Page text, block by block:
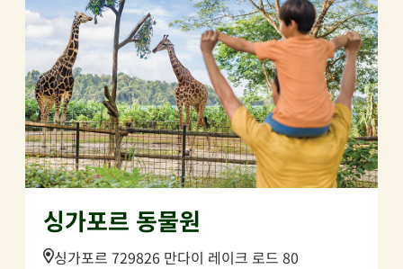
싱가포르 동물원
Location:
싱가포르 729826 만다이 레이크 로드 80